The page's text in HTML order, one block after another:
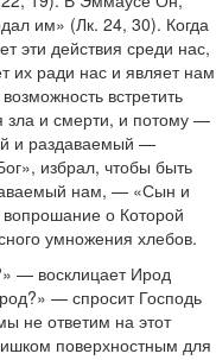
им» (Лк. 24, 30). Когда
эти действия среди нас,
их ради нас и являет нам
встретить
зла и смерти, и потому —
и раздаваемый —
избрал, чтобы быть
нам, — «Сын и
о Которой
умножения хлебов.
— восклицает Ирод
— спросит Господь
не ответим на этот
поверхностным для